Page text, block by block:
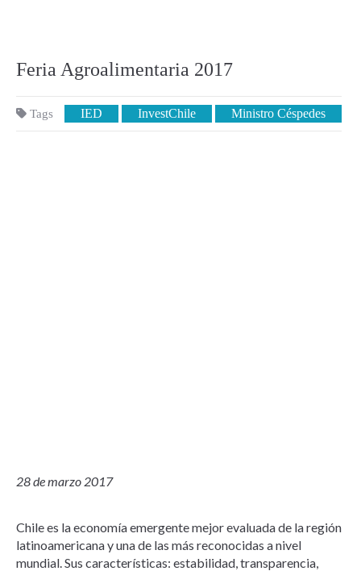
Feria Agroalimentaria 2017
Tags IED InvestChile Ministro Céspedes
28 de marzo 2017
Chile es la economía emergente mejor evaluada de la región
latinoamericana y una de las más reconocidas a nivel
mundial. Sus características: estabilidad, transparencia,